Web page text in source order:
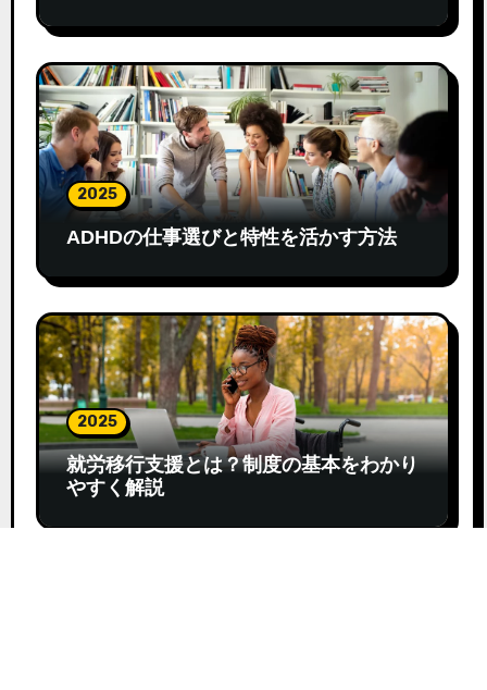
2025
ADHDの仕事選びと特性を活かす方法
2025
就労移行支援とは？制度の基本をわかり
やすく解説